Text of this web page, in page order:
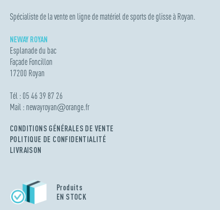
Spécialiste de la vente en ligne de matériel de sports de glisse à Royan.
NEWAY ROYAN
Esplanade du bac
Façade Foncillon
17200 Royan
Tél : 05 46 39 87 26
Mail : newayroyan@orange.fr
CONDITIONS GÉNÉRALES DE VENTE
POLITIQUE DE CONFIDENTIALITÉ
LIVRAISON
Produits
EN STOCK